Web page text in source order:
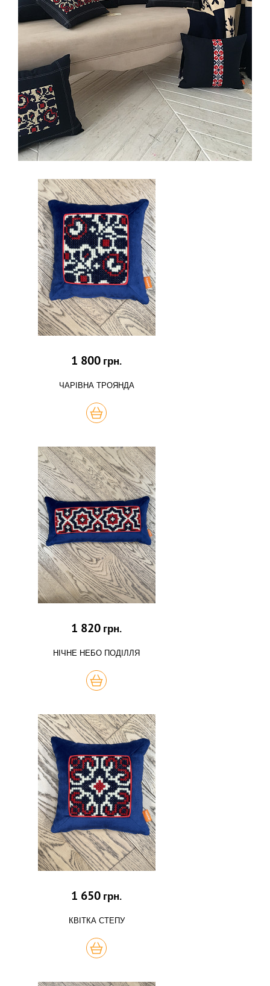
1 800 грн.
ЧАРІВНА ТРОЯНДА
КУПИТЬ
1 820 грн.
НІЧНЕ НЕБО ПОДІЛЛЯ
КУПИТЬ
1 650 грн.
КВІТКА СТЕПУ
КУПИТЬ